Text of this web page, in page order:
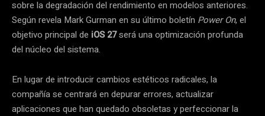
sobre la degradación del rendimiento en modelos anteriores.
Según revela Mark Gurman en su último boletín Power On, el
objetivo principal de iOS 27será una optimización profunda
del núcleo del sistema.
En lugar de introducir cambios estéticos radicales, la
compañía se centrará en depurar errores, actualizar
aplicaciones que han quedado obsoletas y perfeccionar la